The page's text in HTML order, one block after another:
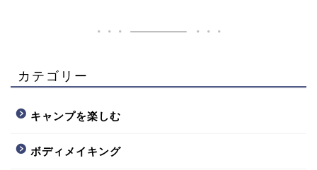
カテゴリー
キャンプを楽しむ
ボディメイキング